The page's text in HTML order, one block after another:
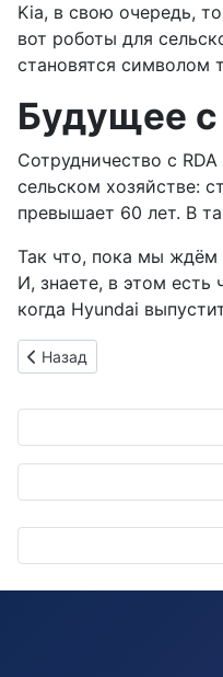
Kia, в свою очередь,
вот роботы для
становятся символом
Будущее
Сотрудничество с
сельском хозяйстве:
превышает 60 лет. В
Так что, пока мы ждём
И, знаете, в этом
когда Hyundai
Предыдущий: Japan
Назад